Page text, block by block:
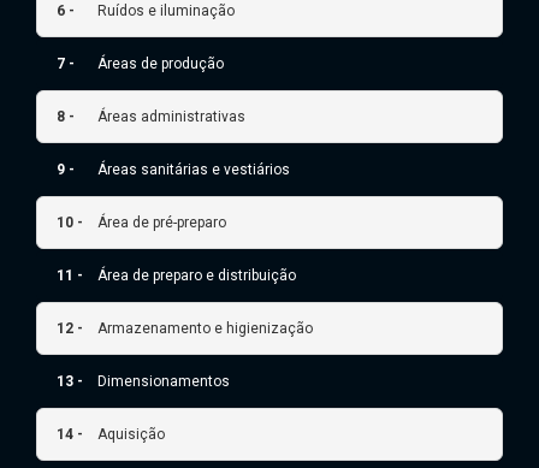
6 - Ruídos e iluminação
7 - Áreas de produção
8 - Áreas administrativas
9 - Áreas sanitárias e vestiários
10 - Área de pré-preparo
11 - Área de preparo e distribuição
12 - Armazenamento e higienização
13 - Dimensionamentos
14 - Aquisição